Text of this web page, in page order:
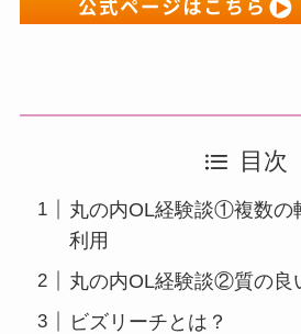
目次
丸の内OL経験談①複数の
利用
丸の内OL経験談②質の良
ビズリーチとは？